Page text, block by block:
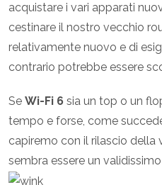
acquistare i vari apparati
cestinare il nostro vecchio
relativamente nuovo e di
contrario potrebbe essere
Se Wi-Fi 6 sia un top o un
tempo e forse, come
capiremo con il rilascio della
sembra essere un